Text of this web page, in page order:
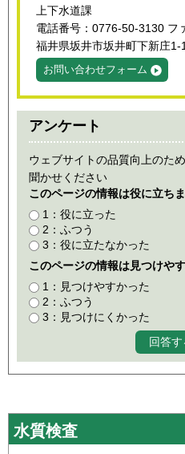
上下水道課
電話番号：0776-50-3130 フ
福井県坂井市坂井町下新庄1-1
お問い合わせフォーム
アンケート
ウェブサイトの品質向上のた
聞かせください
このページの情報は役に立ち
1：役に立った
2：ふつう
3：役に立たなかった
このページの情報は見つけや
1：見つけやすかった
2：ふつう
3：見つけにくかった
水質検査